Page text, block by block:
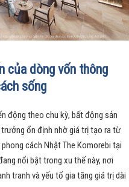
của dòng vốn thông
sống
động theo chu kỳ, bất động sản
ổn định nhờ giá trị tạo ra từ
cách Nhật The Komorebi tại
nổi bật trong xu thế này, nơi
tranh và yếu tố gia tăng giá trị dài